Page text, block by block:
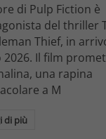
di Pulp Fiction è
del thriller
Thief, in
2026. Il film
una rapina
a M
di più